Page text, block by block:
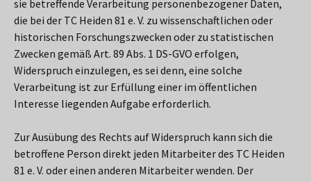
sie betreffende Verarbeitung personenbezogener Daten,
die bei der TC Heiden 81 e. V. zu wissenschaftlichen oder
historischen Forschungszwecken oder zu statistischen
Zwecken gemäß Art. 89 Abs. 1 DS-GVO erfolgen,
Widerspruch einzulegen, es sei denn, eine solche
Verarbeitung ist zur Erfüllung einer im öffentlichen
Interesse liegenden Aufgabe erforderlich.
Zur Ausübung des Rechts auf Widerspruch kann sich die
betroffene Person direkt jeden Mitarbeiter des TC Heiden
81 e. V. oder einen anderen Mitarbeiter wenden. Der